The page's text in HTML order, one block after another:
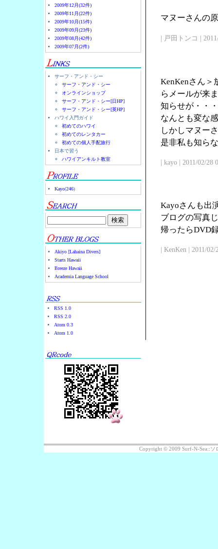
2009年12月(32件)
2009年11月(22件)
2009年10月(15件)
2009年09月(23件)
2009年08月(42件)
2009年07月(2件)
サーフ・アンド・シー
サーフ・アンド・シー
オンラインショップ
サーフ・アンド・シー[日HP]
サーフ・アンド・シー[英HP]
ハワイ入門ガイド
初めてのハワイ
初めてのレンタカー
初めての個人手配旅行
日本で習う
ハワイアンキルト教室
Kayo(246)
Akiyo [Lahaina Divers]
Starts Hawaii
Breeze Hawaii
Academia Language School
RSS 1.0
RSS 2.0
Atom 0.3
Atom 1.0
マヌーさんの
| 戸田トンコ |
KenKenさん＞
らメールが来
知らせが・・・
なんとも変な
しかしマヌー
是非私も知ら
| kayo | 2011/02/28
Kayoさんも出
ブログの写真
帰ったらDVD
| KenKen | 2011/
Copyright © 2009 Surf-N-Sea::